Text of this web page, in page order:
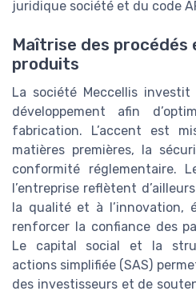
juridique société et du code
Maîtrise des procédés
produits
La société Meccellis
développement afin
fabrication. L’accent est
matières premières, la
conformité réglementaire.
l’entreprise reflètent
la qualité et à l’innovation,
renforcer la confiance des
Le capital social et la
actions simplifiée (SAS)
des investisseurs et de